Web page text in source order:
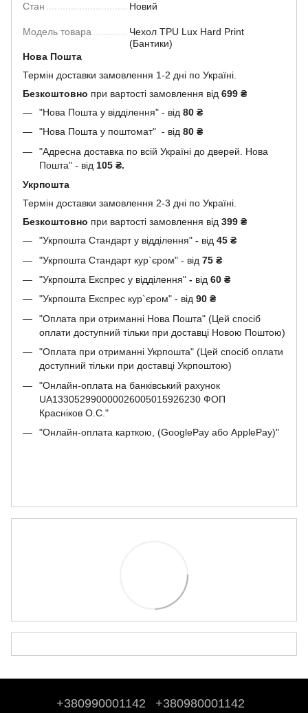
Стан Новий
Модель товара
Чехол TPU Lux Hard Print
(Бантики)
Нова Пошта
Термін доставки замовлення 1-2 дні по Україні.
Безкоштовно при вартості замовлення від 699 ₴
"Нова Пошта у відділення" - від 80 ₴
"Нова Пошта у поштомат" - від 80 ₴
"Адресна доставка по всій Україні до дверей. Нова
Пошта" - від 105 ₴.
Укрпошта
Термін доставки замовлення 2-3 дні по Україні.
Безкоштовно при вартості замовлення від 399 ₴
"Укрпошта Стандарт у відділення" - від 45 ₴
"Укрпошта Стандарт кур`єром" - від 75 ₴
"Укрпошта Експрес у відділення" - від 60 ₴
"Укрпошта Експрес кур`єром" - від 90 ₴
"Оплата при отриманні Нова Пошта" (Цей спосіб
оплати доступний тільки при доставці Новою Поштою)
"Оплата при отриманні Укрпошта" (Цей спосіб оплати
доступний тільки при доставці Укрпоштою)
"Онлайн-оплата на банківський рахунок
UA133052990000026005015926230 ФОП
Красніков О.С."
"Онлайн-оплата карткою, (GooglePay або ApplePay)"
+380990001142 +380980001142